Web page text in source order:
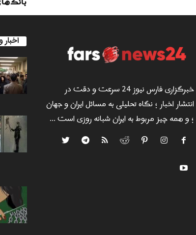
خبرگزاری فارس نیوز 24 سرعت و دقت در
انتشار اخبار ؛ نگاه تحلیلی به مسائل ایران و جهان
؛ و همه چیز مربوط به ایران شبانه روزی است ...